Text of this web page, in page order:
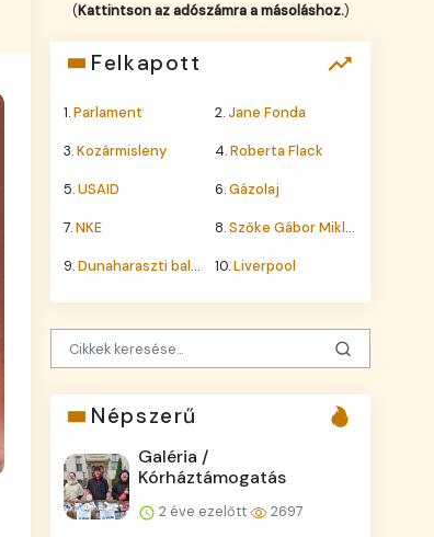
(Kattintson az adószámra a másoláshoz.)
Felkapott
1.Parlament 2.Jane Fonda
3.Kozármisleny 4.Roberta Flack
5.USAID 6.Gázolaj
7.NKE 8.Szőke Gábor Miklós
9.Dunaharaszti baleset 10.Liverpool
Népszerű
Galéria /
Kórháztámogatás
2 éve ezelőtt 2697